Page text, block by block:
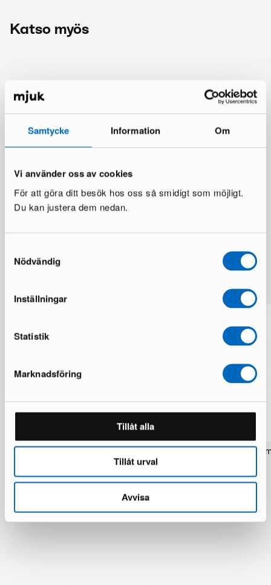
Samtycke Information Om
Vi använder oss av cookies
För att göra ditt besök hos oss så smidigt som möjligt.
Du kan justera dem nedan.
Nödvändig
Inställningar
Statistik
Marknadsföring
Tillåt alla
Tillåt urval
Avvisa
Katso myös
Rezas Modern Handmade Mix matto
1 537 €
Pakistan handknotted
283 €